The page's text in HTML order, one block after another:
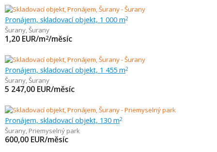
Pronájem, skladovací objekt, 1 000 m2
Šurany,Šurany
1,20 EUR/m2/měsíc
Pronájem, skladovací objekt, 1 455 m2
Šurany,Šurany
5 247,00 EUR/měsíc
Pronájem, skladovací objekt, 130 m2
Šurany, Priemyselný park
600,00 EUR/měsíc